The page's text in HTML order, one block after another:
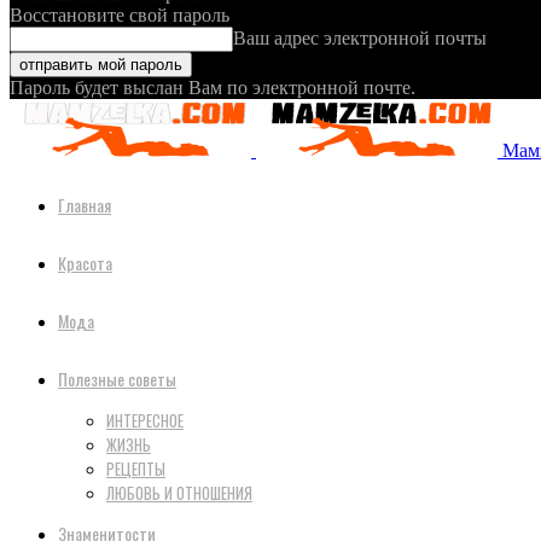
Восстановите свой пароль
Ваш адрес электронной почты
Пароль будет выслан Вам по электронной почте.
Главная
Красота
Мода
Полезные советы
ИНТЕРЕСНОЕ
ЖИЗНЬ
РЕЦЕПТЫ
ЛЮБОВЬ И ОТНОШЕНИЯ
Знаменитости